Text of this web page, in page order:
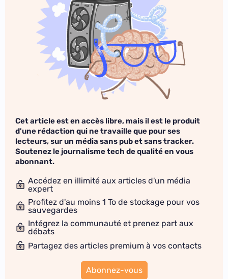
Cet article est en accès libre, mais il est le produit
d'une rédaction qui ne travaille que pour ses
lecteurs, sur un média sans pub et sans tracker.
Soutenez le journalisme tech de qualité en vous
abonnant.
Accédez en illimité aux articles d'un média
expert
Profitez d'au moins 1 To de stockage pour vos
sauvegardes
Intégrez la communauté et prenez part aux
débats
Partagez des articles premium à vos contacts
Abonnez-vous